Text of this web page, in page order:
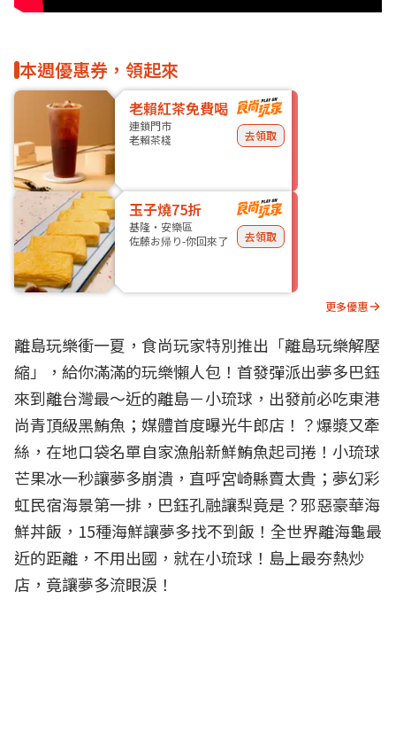
本週優惠券，領起來
老賴紅茶免費喝
連鎖門市
老賴茶棧
去領取
玉子燒75折
基隆・安樂區
佐藤お帰り-你回來了
去領取
更多優惠
離島玩樂衝一夏，食尚玩家特別推出「離島玩樂解壓
縮」，給你滿滿的玩樂懶人包！首發彈派出夢多巴鈺
來到離台灣最～近的離島－小琉球，出發前必吃東港
尚青頂級黑鮪魚；媒體首度曝光牛郎店！？爆漿又牽
絲，在地口袋名單自家漁船新鮮鮪魚起司捲！小琉球
芒果冰一秒讓夢多崩潰，直呼宮崎縣賣太貴；夢幻彩
虹民宿海景第一排，巴鈺孔融讓梨竟是？邪惡豪華海
鮮丼飯，15種海鮮讓夢多找不到飯！全世界離海龜最
近的距離，不用出國，就在小琉球！島上最夯熱炒
店，竟讓夢多流眼淚！